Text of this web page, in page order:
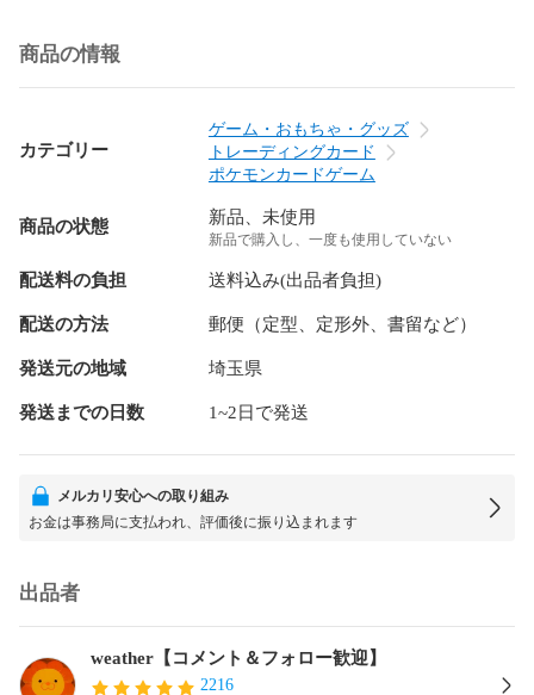
商品の情報
カテゴリー
ゲーム・おもちゃ・グッズ
トレーディングカード
ポケモンカードゲーム
商品の状態 新品、未使用
新品で購入し、一度も使用していない
配送料の負担 送料込み(出品者負担)
配送の方法 郵便（定型、定形外、書留など）
発送元の地域 埼玉県
発送までの日数 1~2日で発送
メルカリ安心への取り組み
お金は事務局に支払われ、評価後に振り込まれます
出品者
weather【コメント＆フォロー歓迎】
2216